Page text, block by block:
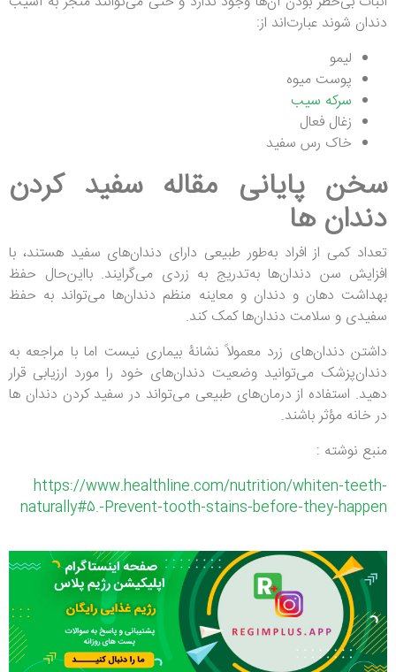
دندان شوند عبارت‌اند از:
لیمو
پوست میوه
سرکه سیب
زغال فعال
خاک رس سفید
سخن پایانی مقاله سفید کردن
دندان ها
تعداد کمی از افراد به‌طور طبیعی دارای دندان‌های سفید هستند، با
افزایش سن دندان‌ها به‌تدریج به زردی می‌گرایند. بااین‌حال حفظ
بهداشت دهان و دندان و معاینه منظم دندان‌ها می‌تواند به حفظ
سفیدی و سلامت دندان‌ها کمک کند.
داشتن دندان‌های زرد معمولاً نشانۀ بیماری نیست اما با مراجعه به
دندان‌پزشک می‌توانید وضعیت دندان‌های خود را مورد ارزیابی قرار
دهید. استفاده از درمان‌های طبیعی می‌تواند در سفید کردن دندان‌ ها
در خانه مؤثر باشند.
منبع نوشته :
https://www.healthline.com/nutrition/whiten-teeth-
naturally#5.-Prevent-tooth-stains-before-they-happen